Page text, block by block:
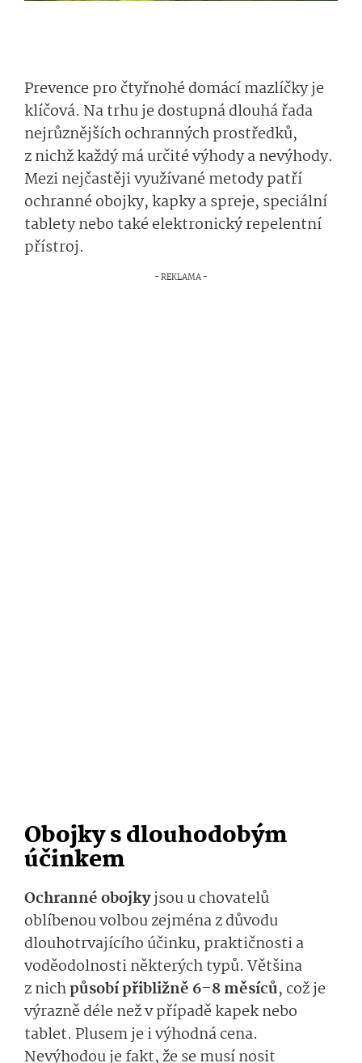
Prevence pro čtyřnohé domácí mazlíčky je
klíčová. Na trhu je dostupná dlouhá řada
nejrůznějších ochranných prostředků,
z nichž každý má určité výhody a nevýhody.
Mezi nejčastěji využívané metody patří
ochranné obojky, kapky a spreje, speciální
tablety nebo také elektronický repelentní
přístroj.
Obojky s dlouhodobým
účinkem
Ochranné obojkyjsou u chovatelů
oblíbenou volbou zejména z důvodu
dlouhotrvajícího účinku, praktičnosti a
voděodolnosti některých typů. Většina
z nichpůsobí přibližně 6–8 měsíců, což je
výrazně déle než v případě kapek nebo
tablet. Plusem je i výhodná cena.
Nevýhodou je fakt, že se musí nosit